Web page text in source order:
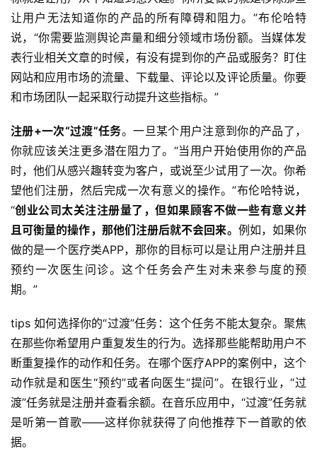
让用户无法知道你的产品的所有障碍和阻力。”布伦哈特
说，“你需要监测舆论声量和细分领域市场份额。当媒体发
表行业相关文章的时候，有没有提到你的产品或服务？盯住
网站和应用市场的流量、下载量、评论以及评论质量。你要
和市场团队一起采取行动提升这些指标。”
注册+一次“过渡”任务。一旦某个用户注意到你的产品了，
你就应该关注更多潜在阻力了。“当用户开始使用你的产品
时，他们从感兴趣转变为客户，或说至少试用了一次。你希
望他们注册，然后完成一次有意义的操作。”布伦哈特说，
“创业公司太关注注册量了，但如果顾客不做一些有意义并
且可衡量的操作，那他们注册后就不会回来。 例如，如果你
做的是一个医疗类APP，那你的目标可以是让用户注册并且
预约一次医生问诊。这个任务会产生对未来参与度的预
期。”
tips 如何选择你的“过渡”任务：这个任务不能太复杂。聚焦
在那些你希望用户重复发生的行为。选择那些能帮助用户不
断重复操作的动作和任务。在哪个医疗APP的案例中，这个
动作就是和医生“预约”或者向医生“提问”。在银行业，“过
渡”任务就是注册并查看余额。在音乐应用中，“过渡”任务就
是听第一首歌——这样你就获得了向他推荐下一首歌的依
据。